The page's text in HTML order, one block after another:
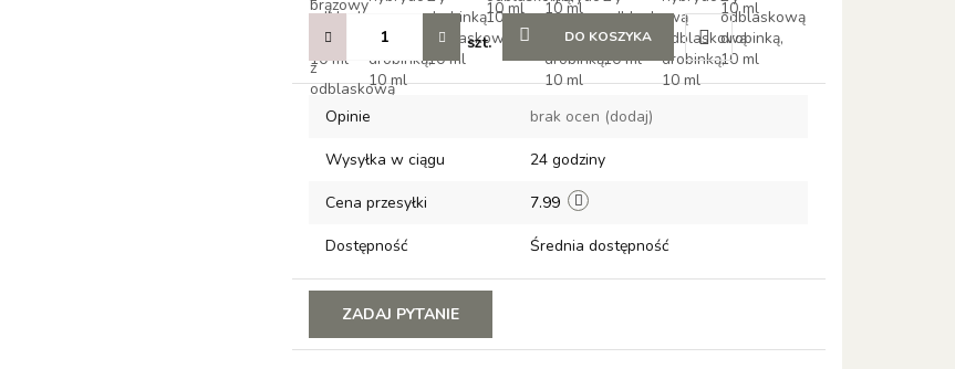
szt. DO KOSZYKA
Do
Opinie brak ocen (dodaj)
Wysyłka w ciągu 24 godziny
Cena przesyłki 7.99
Dostępność Średnia dostępność
ZADAJ PYTANIE